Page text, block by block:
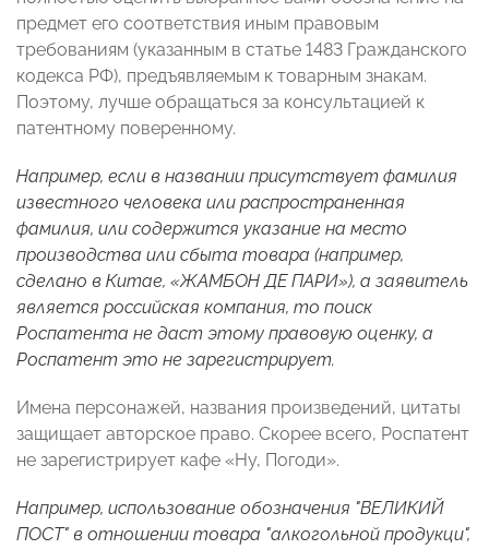
предмет его соответствия иным правовым
требованиям (указанным в статье 1483 Гражданского
кодекса РФ), предъявляемым к товарным знакам.
Поэтому, лучше обращаться за консультацией к
патентному поверенному.
Например, если в названии присутствует фамилия
известного человека или распространенная
фамилия, или содержится указание на место
производства или сбыта товара (например,
сделано в Китае, «ЖАМБОН ДЕ ПАРИ»), а заявитель
является российская компания, то поиск
Роспатента не даст этому правовую оценку, а
Роспатент это не зарегистрирует.
Имена персонажей, названия произведений, цитаты
защищает авторское право. Скорее всего, Роспатент
не зарегистрирует кафе «Ну, Погоди».
Например, использование обозначения "ВЕЛИКИЙ
ПОСТ" в отношении товара "алкогольной продукци",